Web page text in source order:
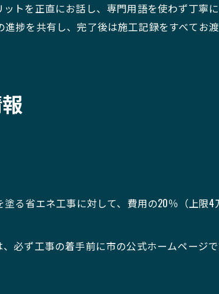
トを正直にお話し、専門用語を使わず丁寧
捗を共有し、完了後は施工記録をすべてお
る省エネ工事に対して、費用の20％（上限4
必ず工事の着手前に市の公式ホームページ